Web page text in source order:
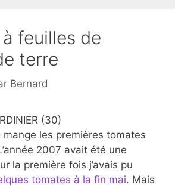
feuilles de
terre
Bernard
(30)
mange les premières tomates
2007 avait été une
la première fois j’avais pu
tomates à la fin mai. Mais